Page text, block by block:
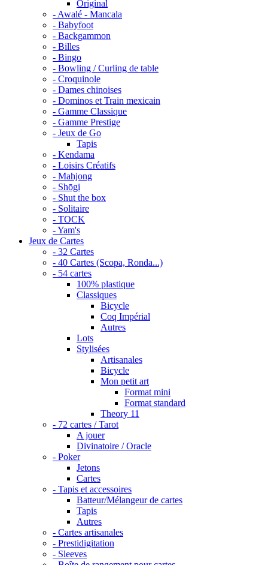
Original
- Awalé - Mancala
- Babyfoot
- Backgammon
- Billes
- Bingo
- Bowling / Curling de table
- Croquinole
- Dames chinoises
- Dominos et Train mexicain
- Gamme Classique
- Gamme Prestige
- Jeux de Go
Tapis
- Kendama
- Loisirs Créatifs
- Mahjong
- Shōgi
- Shut the box
- Solitaire
- TOCK
- Yam's
Jeux de Cartes
- 32 Cartes
- 40 Cartes (Scopa, Ronda...)
- 54 cartes
100% plastique
Classiques
Bicycle
Coq Impérial
Autres
Lots
Stylisées
Artisanales
Bicycle
Mon petit art
Format mini
Format standard
Theory 11
- 72 cartes / Tarot
A jouer
Divinatoire / Oracle
- Poker
Jetons
Cartes
- Tapis et accessoires
Batteur/Mélangeur de cartes
Tapis
Autres
- Cartes artisanales
- Prestidigitation
- Sleeves